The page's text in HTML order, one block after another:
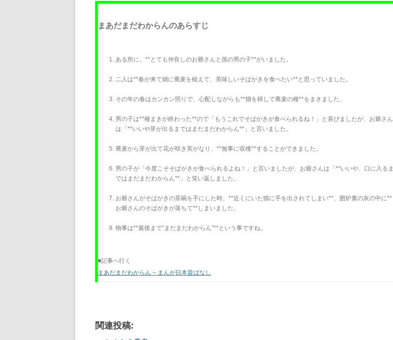
まあだまだわからんのあらすじ
ある所に、**とても仲良しのお爺さんと孫の男の子**がいました。
二人は**春が来て畑に蕎麦を植えて、美味しいそばがきを食べたい**と思っていました。
その年の春はカンカン照りで、心配しながらも**畑を耕して蕎麦の種**をまきました。
男の子は**種まきが終わった**ので「もうこれでそばがきが食べられるね！」と喜びましたが、お爺さん
は「**いいや芽が出るまではまだまだわからん**」と言いました。
蕎麦から芽が出て花が咲き実がなり、**無事に収穫**することができました。
男の子が「今度こそそばがきが食べられるよね！」と言いましたが、お爺さんは「**いいや、口に入るま
ではまだまだわからん**」と笑い返しました。
お爺さんがそばがきの茶碗を手にした時、**近くにいた猫に手を出されてしまい**、囲炉裏の灰の中に**
お爺さんのそばがきが落ちて**しまいました。
物事は**最後まで”まだまだわからん”**という事ですね。
■記事へ行く
まあだまだわからん – まんが日本昔ばなし
関連投稿: